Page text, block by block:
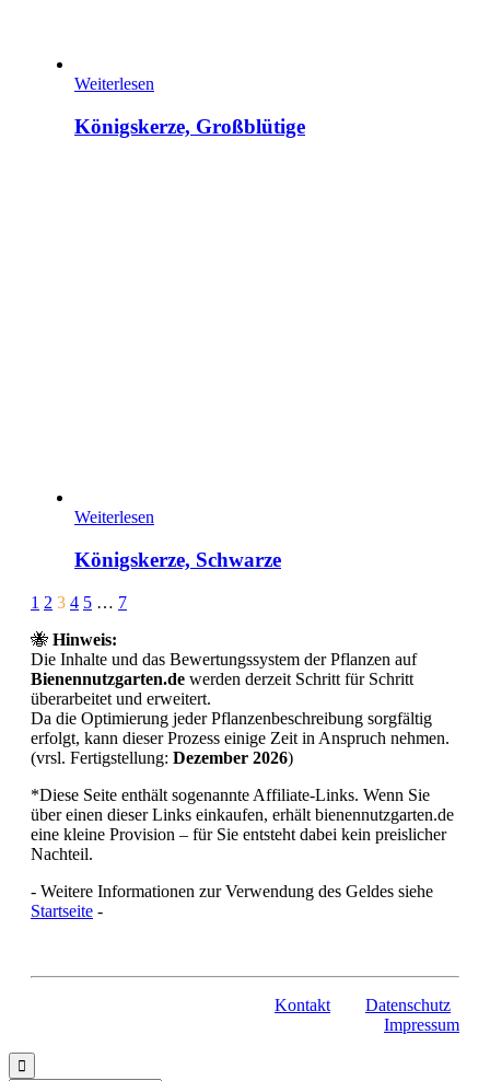
Weiterlesen
Königskerze, Großblütige
Weiterlesen
Königskerze, Schwarze
Page
of
7
Prev
1 2 3 4 5 … 7Next
🐝 Hinweis:
Die Inhalte und das Bewertungssystem der Pflanzen auf
Bienennutzgarten.de werden derzeit Schritt für Schritt
überarbeitet und erweitert.
Da die Optimierung jeder Pflanzenbeschreibung sorgfältig
erfolgt, kann dieser Prozess einige Zeit in Anspruch nehmen.
(vrsl. Fertigstellung: Dezember 2026)
*Diese Seite enthält sogenannte Affiliate-Links. Wenn Sie
über einen dieser Links einkaufen, erhält bienennutzgarten.de
eine kleine Provision – für Sie entsteht dabei kein preislicher
Nachteil.
- Weitere Informationen zur Verwendung des Geldes siehe
Startseite -
Kontakt
Datenschutz
Impressum
